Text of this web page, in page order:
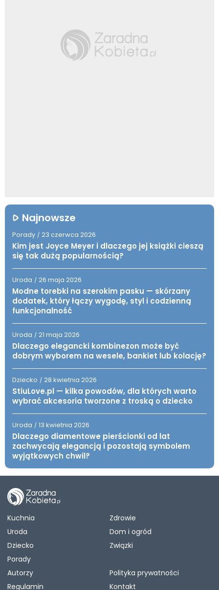
Najnowsze
Porady / 23 czerwca 2026
Kim jest Joyce Meyer i dlaczego jej książki cieszą
się tak dużą popularnością?
Uroda / 26 maja 2026
Modne torebki na szerokim pasku — skórzany
dodatek, który łączy wygodę, styl i codzienną
funkcjonalność
Uroda / 21 maja 2026
Dlaczego elegancki kombinezon może być
dobrym wyborem na wesele, bankiet lub kolację?
Dziecko / 28 kwietnia 2026
StiuLove.pl — kilka powodów, dla których warto
wybrać akcesoria tworzone z troską o dziecko
Uroda / 13 kwietnia 2026
Dlaczego diamentowe pierścionki od lat
zachwycają elegancją i pozostają symbolem
wyjątkowych chwil?
Kuchnia
Zdrowie
Uroda
Dom i ogród
Dziecko
Związki
Porady
Autorzy
Polityka prywatności
Regulamin
Kontakt